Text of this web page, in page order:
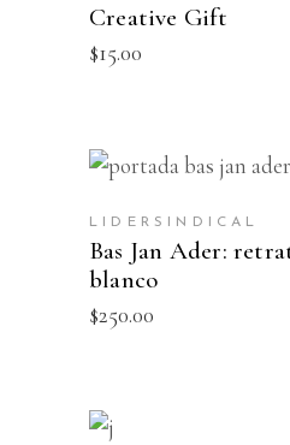
Creative Gift
$15.00
AÑADIR AL
LIDERSINDICAL
Bas Jan Ader:
blanco
$250.00